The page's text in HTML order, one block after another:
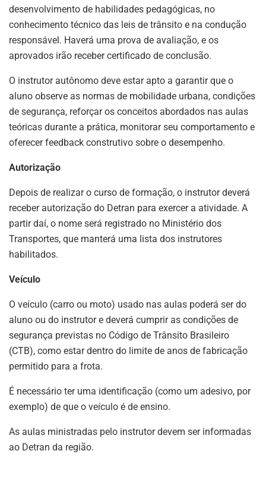
desenvolvimento de habilidades pedagógicas, no
conhecimento técnico das leis de trânsito e na condução
responsável. Haverá uma prova de avaliação, e os
aprovados irão receber certificado de conclusão.
O instrutor autônomo deve estar apto a garantir que o
aluno observe as normas de mobilidade urbana, condições
de segurança, reforçar os conceitos abordados nas aulas
teóricas durante a prática, monitorar seu comportamento e
oferecer feedback construtivo sobre o desempenho.
Autorização
Depois de realizar o curso de formação, o instrutor deverá
receber autorização do Detran para exercer a atividade. A
partir daí, o nome será registrado no Ministério dos
Transportes, que manterá uma lista dos instrutores
habilitados.
Veículo
O veículo (carro ou moto) usado nas aulas poderá ser do
aluno ou do instrutor e deverá cumprir as condições de
segurança previstas no Código de Trânsito Brasileiro
(CTB), como estar dentro do limite de anos de fabricação
permitido para a frota.
É necessário ter uma identificação (como um adesivo, por
exemplo) de que o veículo é de ensino.
As aulas ministradas pelo instrutor devem ser informadas
ao Detran da região.